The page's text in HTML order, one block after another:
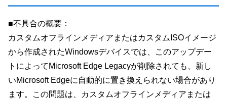
■不具合の概要：
カスタムオフラインメディアまたはカスタムISOイメージ
から作成されたWindowsデバイスでは、このアップデー
トによってMicrosoft Edge Legacyが削除されても、新し
いMicrosoft Edgeに自動的に置き換えられない場合があり
ます。この問題は、カスタムオフラインメディアまたは